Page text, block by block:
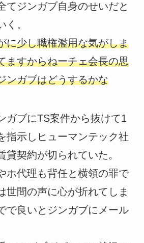
てジンガブ自身のせいだと
。
に少し職権濫用な気がしま
ますからねーチェ会長の思
ンガブはどうするかな
ガブにTS案件から抜けて1
指示しヒューマンテック社
貸契約が切られていた。
ホ代理も背任と横領の罪で
世間の声に心が折れてしま
で良いとジンガブにメール